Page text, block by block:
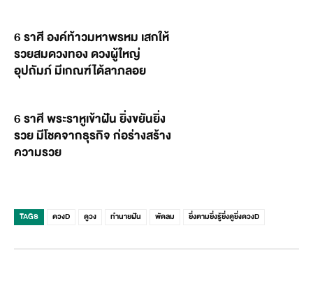
6 ราศี องค์ท้าวมหาพรหม เสกให้
รวยสมดวงทอง ดวงผู้ใหญ่
อุปถัมภ์ มีเกณฑ์ได้ลาภลอย
6 ราศี พระราหูเข้าฝัน ยิ่งขยันยิ่ง
รวย มีโชคจากธุรกิจ ก่อร่างสร้าง
ความรวย
TAGS ดวงD ดูวง ทำนายฝัน พัดลม ยิ่งตามยิ่งรู้ยิ่งดูยิ่งดวงD